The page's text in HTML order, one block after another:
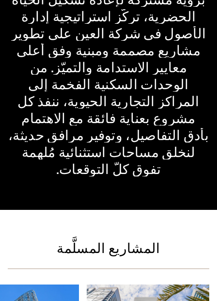
الحضرية، تركّز استراتيجية إدارة
الأصول في شركة العين على تطوير
مشاريع مصممة ومبنية وفق أعلى
معايير الاستدامة والتميّز. من
الوحدات السكنية الفخمة إلى
المراكز التجارية الحيوية، ننفذ كل
مشروع بعناية فائقة مع الاهتمام
بأدق التفاصيل، وتوفير مرافق حديثة،
لنخلق مساحات استثنائية مُلهمة
تفوق كلّ التوقعات.
المشاريع المسلَّمة